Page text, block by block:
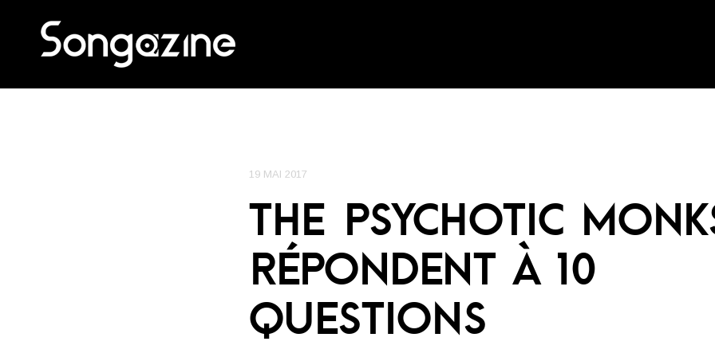
19 MAI 2017
THE PSYCHOTIC
RÉPONDENT À 10
QUESTIONS